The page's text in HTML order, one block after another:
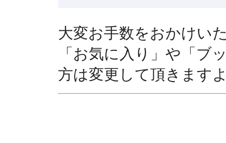
大変お手数をおかけい
「お気に入り」や「ブ
方は変更して頂きます